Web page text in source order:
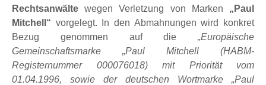
Rechtsanwälte wegen Verletzung von Marken „Paul
Mitchell“ vorgelegt. In den Abmahnungen wird konkret
Bezug genommen auf die „Europäische
Gemeinschaftsmarke „Paul Mitchell (HABM-
Registernummer 000076018) mit Priorität vom
01.04.1996, sowie der deutschen Wortmarke „Paul